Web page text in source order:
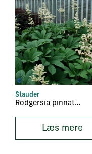
Stauder
Rodgersia pinnata ‘Alba’
Læs mere